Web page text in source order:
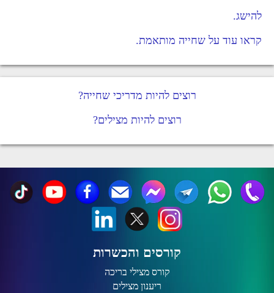
להישג.
קראו עוד על שחייה מותאמת.
רוצים להיות מדריכי שחייה?
רוצים להיות מצילים?
קורסים והכשרות
קורס מצילי בריכה
ריענון מצילים